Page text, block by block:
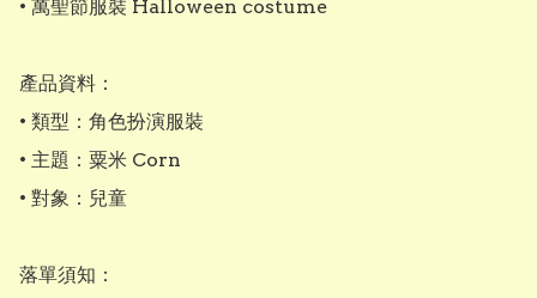
• 萬聖節服裝 Halloween costume
產品資料：
• 類型：角色扮演服裝
• 主題：粟米 Corn
• 對象：兒童
落單須知：